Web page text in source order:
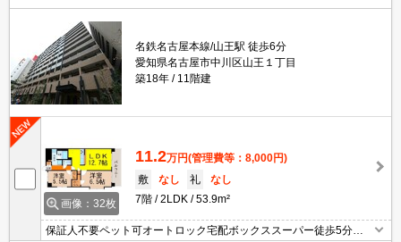
名鉄名古屋本線/山王駅 徒歩6分
愛知県名古屋市中川区山王１丁目
築18年
11階建
画像：32枚
11.2万円(管理費等：8,000円)
敷
なし 礼
なし
7階
2LDK 53.9m²
保証人不要ペット可オートロック宅配ボックススーパー徒歩5分コ